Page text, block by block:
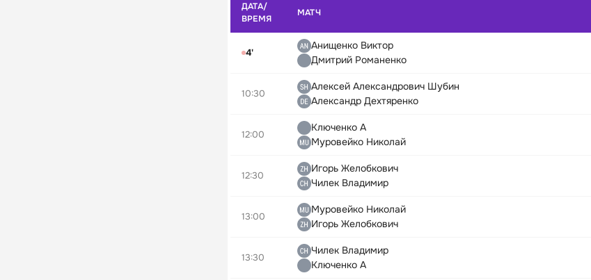
ДАТА/
ВРЕМЯ
МАТЧ
4'
Анищенко Виктор
Дмитрий Романенко
10:30
Алексей Александрович Шубин
Александр Дехтяренко
12:00
Ключенко А
Муровейко Николай
12:30
Игорь Желобкович
Чилек Владимир
13:00
Муровейко Николай
Игорь Желобкович
13:30
Чилек Владимир
Ключенко А